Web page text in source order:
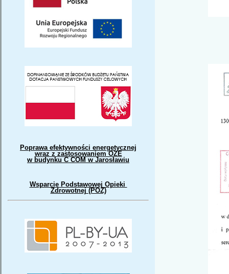
Poprawa efektywności energetycznej
wraz z zastosowaniem OZE
w budynku C COM w Jarosławiu
Wsparcie Podstawowej Opieki
Zdrowotnej (POZ)